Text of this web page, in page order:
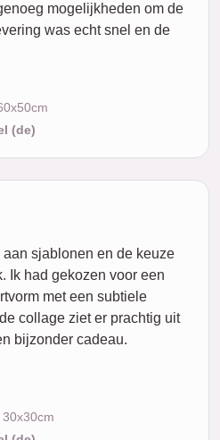
mogelijkheden om de
was echt snel en de
(de)
aan sjablonen en de keuze
Ik had gekozen voor een
met een subtiele
collage ziet er prachtig uit
bijzonder cadeau.